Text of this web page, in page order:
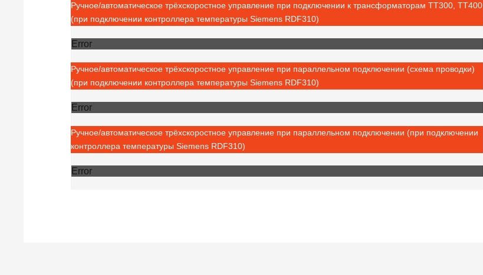
Ручное/автоматическое трёхскоростное управление при подключении к трансформаторам ТТ300, ТТ400
(при подключении контроллера температуры Siemens RDF310)
Error
Ручное/автоматическое трёхскоростное управление при параллельном подключении (схема проводки)
(при подключении контроллера температуры Siemens RDF310)
Error
Ручное/автоматическое трёхскоростное управление при параллельном подключении (при подключении
контроллера температуры Siemens RDF310)
Error